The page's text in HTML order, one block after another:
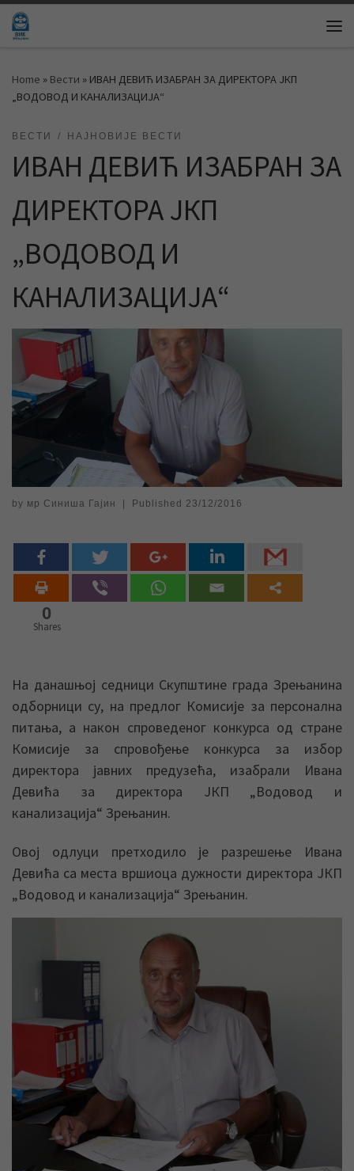
Skip to content
Home » Вести » ИВАН ДЕВИЋ ИЗАБРАН ЗА ДИРЕКТОРА ЈКП
„ВОДОВОД И КАНАЛИЗАЦИЈА“
ВЕСТИ НАЈНОВИЈЕ ВЕСТИ
ИВАН ДЕВИЋ ИЗАБРАН ЗА
ДИРЕКТОРА ЈКП
„ВОДОВОД И
КАНАЛИЗАЦИЈА“
by мр Синиша Гајин Published 23/12/2016
0
Shares
На данашњој седници Скупштине града Зрењанина
одборници су, на предлог Комисије за персонална
питања, а након спроведеног конкурса од стране
Комисије за спровођење конкурса за избор
директора јавних предузећа, изабрали Ивана
Девића за директора ЈКП „Водовод и
канализација“ Зрењанин.
Овој одлуци претходило је разрешење Ивана
Девића са места вршиоца дужности директора ЈКП
„Водовод и канализација“ Зрењанин.